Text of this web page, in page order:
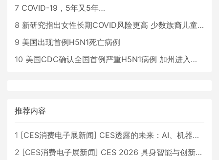
7 COVID-19，5年又5年…
8 新研究指出女性长期COVID风险更高 少数族裔儿童存在差异
9 美国出现首例H5N1死亡病例
10 美国CDC确认全国首例严重H5N1病例 加州进入紧急状态
推荐内容
1 [CES消费电子展新闻] CES透露的未来：AI、机器人与智能生活大爆发
2 [CES消费电子展新闻] CES 2026 具身智能与创新领域 中国公司大放异彩